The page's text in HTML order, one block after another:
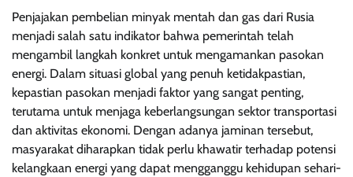
Penjajakan pembelian minyak mentah dan gas dari Rusia
menjadi salah satu indikator bahwa pemerintah telah
mengambil langkah konkret untuk mengamankan pasokan
energi. Dalam situasi global yang penuh ketidakpastian,
kepastian pasokan menjadi faktor yang sangat penting,
terutama untuk menjaga keberlangsungan sektor transportasi
dan aktivitas ekonomi. Dengan adanya jaminan tersebut,
masyarakat diharapkan tidak perlu khawatir terhadap potensi
kelangkaan energi yang dapat mengganggu kehidupan sehari-